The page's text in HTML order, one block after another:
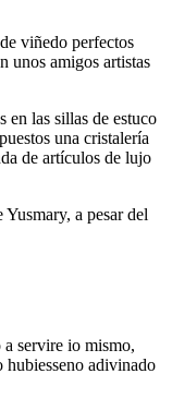
viñedo perfectos
unos amigos artistas
en las sillas de estuco
una cristalería
de artículos de lujo
a pesar del
a servire io mismo,
hubiesseno adivinado